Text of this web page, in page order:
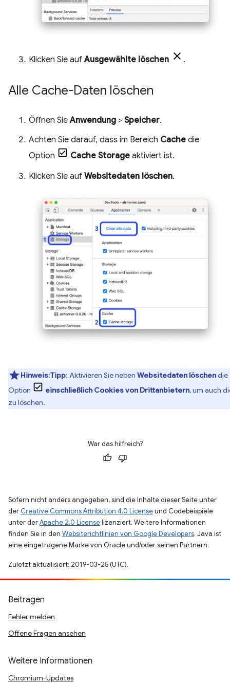
Klicken Sie aufAusgewählte löschen .
Alle Cache-Daten löschen
Öffnen SieAnwendung > Speicher.
Achten Sie darauf, dass im Bereich Cache die
Option
Cache Storage aktiviert ist.
Klicken Sie auf Websitedaten löschen.
Hinweis:Tipp: Aktivieren Sie neben Websitedaten löschendie
Option
einschließlich Cookies von Drittanbietern, um auch
zu löschen.
War das hilfreich?
Sofern nicht anders angegeben, sind die Inhalte dieser Seite unter
der Creative Commons Attribution 4.0 Licenseund Codebeispiele
unter derApache 2.0 Licenselizenziert. Weitere Informationen
finden Sie in den Websiterichtlinien von Google Developers. Java ist
eine eingetragene Marke von Oracle und/oder seinen Partnern.
Zuletzt aktualisiert: 2019-03-25 (UTC).
Beitragen
Fehler melden
Offene Fragen ansehen
Weitere Informationen
Chromium-Updates